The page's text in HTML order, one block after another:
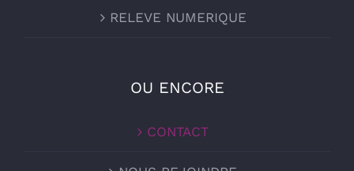
RELEVE NUMERIQUE
OU ENCORE
CONTACT